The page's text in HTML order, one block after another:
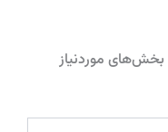
بخش‌های موردنیاز